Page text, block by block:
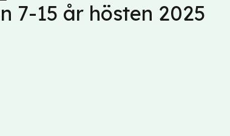
7-15 år hösten 2025